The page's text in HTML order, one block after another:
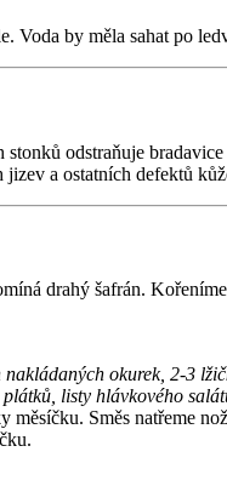
Voda by měla sahat po
odstraňuje
a ostatních defektů
drahý šafrán.
okurek, 2-3
listy hlávkového
Směs natřeme